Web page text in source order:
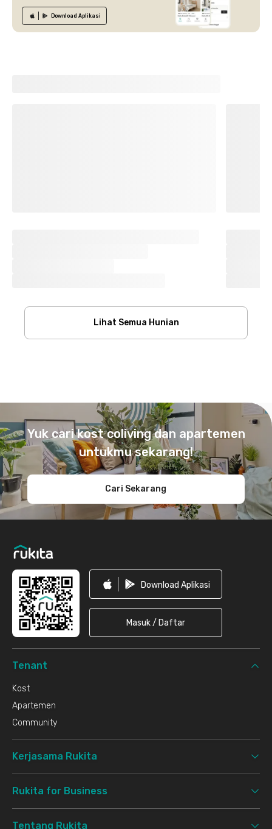
Download Aplikasi
Lihat Semua Hunian
Yuk cari kost coliving dan apartemen
untukmu sekarang!
Cari Sekarang
Download Aplikasi
Masuk / Daftar
Tenant
Kost
Apartemen
Community
Kerjasama Rukita
Rukita for Business
Tentang Rukita